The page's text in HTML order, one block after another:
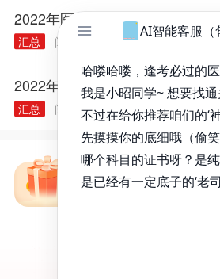
2022年医师资格考试报名规定
汇总 阅读量： 40314
2022年各类执业/助理医师实践
汇总 阅读量： 40240
免费备考资料包